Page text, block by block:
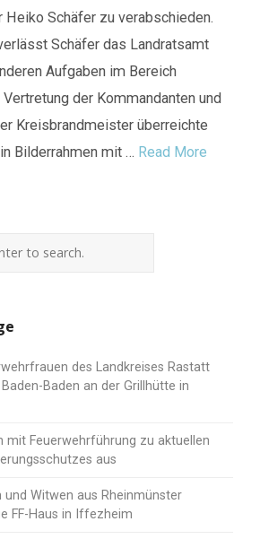
Schäfer zu verabschieden.
Schäfer das Landratsamt
Aufgaben im Bereich
der Kommandanten und
Kreisbrandmeister überreichte
Bilderrahmen mit … Read More
des Landkreises Rastatt
Baden an der Grillhütte in
mit Feuerwehrführung zu aktuellen
aus
und Witwen aus Rheinmünster
FF-Haus in Iffezheim